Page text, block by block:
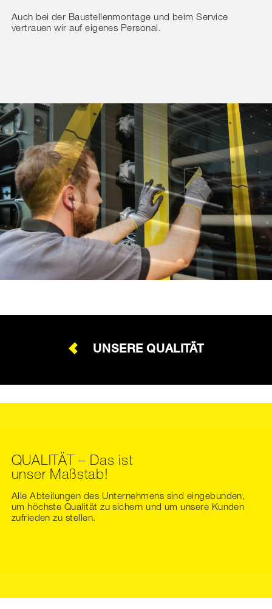
Auch bei der Baustellenmontage und beim Service
vertrauen wir auf eigenes Personal.
UNSERE QUALITÄT
QUALITÄT – Das ist
unser Maßstab!
Alle Abteilungen des Unternehmens sind eingebunden,
um höchste Qualität zu sichern und um unsere Kunden
zufrieden zu stellen.